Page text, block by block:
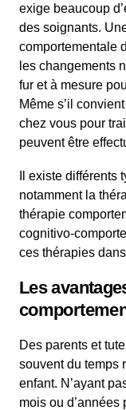
exige beaucoup
des soignants.
comportementale
les changements
fur et à mesure
Même s’il
chez vous pour
peuvent être
Il existe différents
notamment la
thérapie
cognitivo-
ces thérapies
Les
Des parents et
souvent du temps
enfant. N’ayant
mois ou d’années